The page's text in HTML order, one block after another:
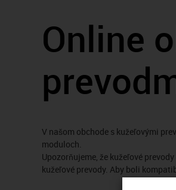
Online
V našom obchode s kužeľovými
moduloch.
Upozorňujeme, že kužeľové
kužeľové prevody. Aby boli